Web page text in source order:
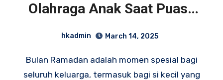
Olahraga Anak Saat Puasa
hkadmin March 14, 2025
Bulan Ramadan adalah momen spesial bagi
seluruh keluarga, termasuk bagi si kecil yang